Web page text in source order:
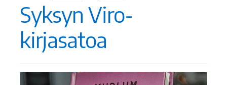
Syksyn Viro-
kirjasatoa